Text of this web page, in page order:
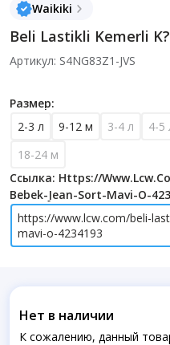
Waikiki
Beli Lastikli Kemerli
Артикул: S4NG83Z1-JVS
Размер:
2-3 л 9-12 м 3-4 л 4-5
18-24 м
Ссылка: Https://
Bebek-Jean-Sort-Mavi-O-
https://www.lcw.com/beli-
mavi-o-4234193
Нет в наличии
К сожалению, данный